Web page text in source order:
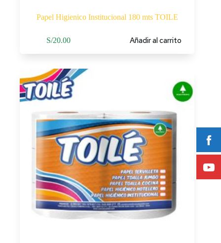
Papel Higienico Institucional 180 mts TOILE
S/20.00 Añadir al carrito